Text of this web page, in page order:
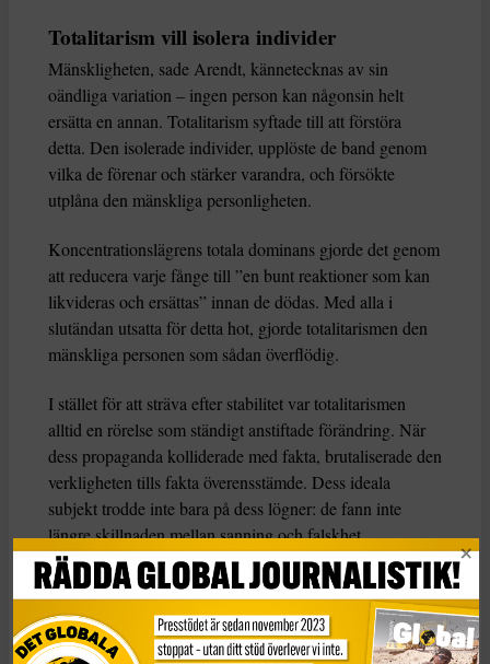
Totalitarism vill isolera individer
Mänskligheten, sade Arendt, kännetecknas av sin
oändliga variation – ingen person kan någonsin helt
ersätta en annan. Totalitarism syftade till att förstöra
detta. Den isolerade individer, upplöste de band genom
vilka de förenar och stärker varandra, och försökte
utplåna den mänskliga personligheten.
Koncentrationslägrens totala dominans gjorde det genom
att reducera varje fånge till ”en bunt reaktioner som kan
likvideras och ersättas” innan de dödas. Med alla i
slutändan utsatta för detta hot, gjorde totalitarismen den
mänskliga personen som sådan överflödig.
I stället för att sträva efter stabilitet var totalitarismen
alltid en rörelse som ständigt anstiftade förändring. När
dess propaganda kolliderade med fakta, brutaliserade den
verkligheten tills fakta överensstämde. Dess ideala
subjekt trodde inte bara på dess lögner: de fann inte
längre skillnaden mellan sanning och falskhet
meningsfull. Detta var postfaktisk politik, eller ”post-
sanningspolitik”, i sin mest extrema form.
Sunt förnuft kommer inte att rädda oss